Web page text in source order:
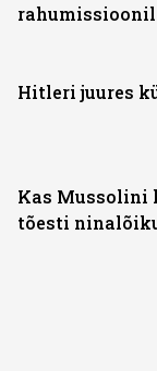
rahumissioonil
Hitleri juures
Kas Mussolini
tõesti